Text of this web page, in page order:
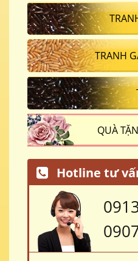
TRANH
QUÀ
Hotline tư